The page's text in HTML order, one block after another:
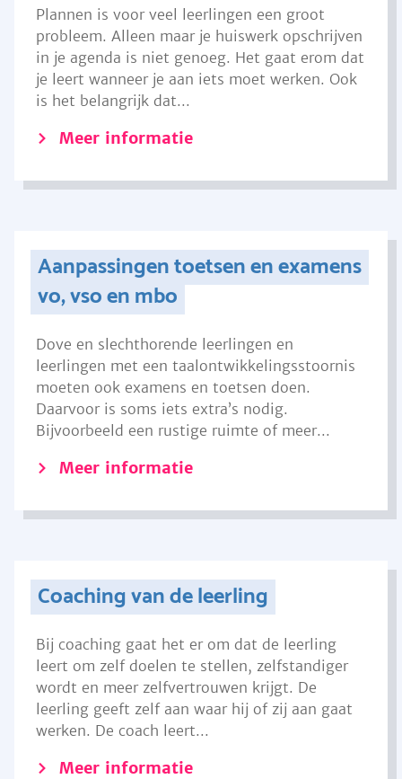
Plannen is voor veel leerlingen een groot
probleem. Alleen maar je huiswerk opschrijven
in je agenda is niet genoeg. Het gaat erom dat
je leert wanneer je aan iets moet werken. Ook
is het belangrijk dat...
Meer informatie
Aanpassingen toetsen en examens
vo, vso en mbo
Dove en slechthorende leerlingen en
leerlingen met een taalontwikkelingsstoornis
moeten ook examens en toetsen doen.
Daarvoor is soms iets extra’s nodig.
Bijvoorbeeld een rustige ruimte of meer...
Meer informatie
Coaching van de leerling
Bij coaching gaat het er om dat de leerling
leert om zelf doelen te stellen, zelfstandiger
wordt en meer zelfvertrouwen krijgt. De
leerling geeft zelf aan waar hij of zij aan gaat
werken. De coach leert...
Meer informatie